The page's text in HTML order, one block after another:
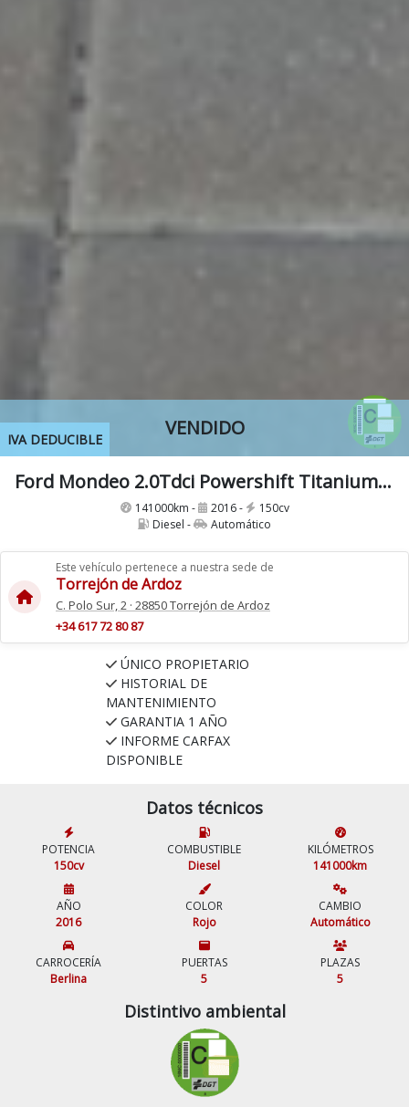
VENDIDO
IVA DEDUCIBLE
Ford Mondeo 2.0Tdci Powershift Titanium 150Cv
141000km - 2016 -
150cv
Diesel -
Automático
Este vehículo pertenece a nuestra sede de
Torrejón de Ardoz
C. Polo Sur, 2 · 28850 Torrejón de Ardoz
+34 617 72 80 87
ÚNICO PROPIETARIO
HISTORIAL DE
MANTENIMIENTO
GARANTIA 1 AÑO
INFORME CARFAX
DISPONIBLE
Datos técnicos
POTENCIA
150cv
COMBUSTIBLE
Diesel
KILÓMETROS
141000km
AÑO
2016
COLOR
Rojo
CAMBIO
Automático
CARROCERÍA
Berlina
PUERTAS
5
PLAZAS
5
Distintivo ambiental